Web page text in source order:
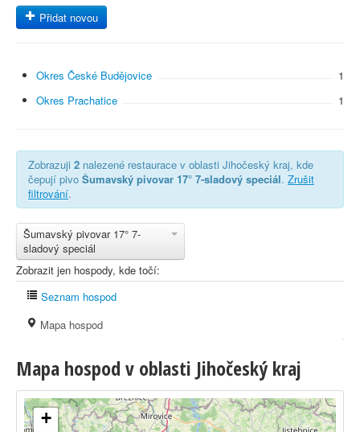
Přidat novou
Okres České Budějovice
1
Okres Prachatice
1
Zobrazuji 2 nalezené restaurace v oblasti Jihočeský kraj, kde
čepují pivo Šumavský pivovar 17° 7-sladový speciál. Zrušit
filtrování.
Šumavský pivovar 17° 7-
sladový speciál
Zobrazit jen hospody, kde točí:
Seznam hospod
Mapa hospod
Mapa hospod v oblasti Jihočeský kraj
+